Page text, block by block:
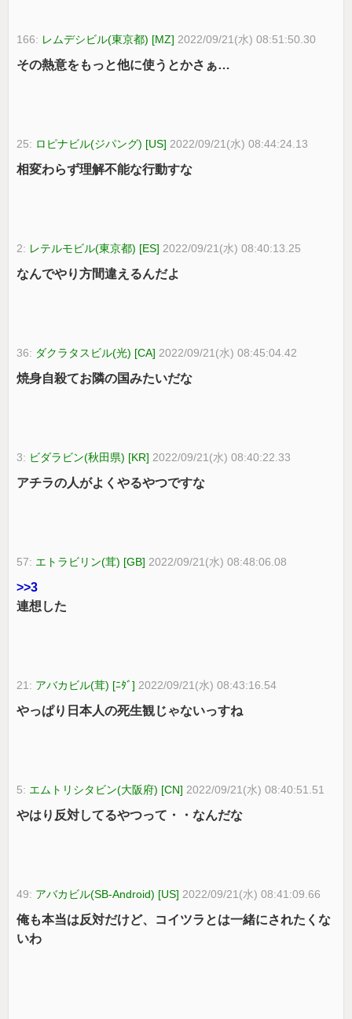
166: レムデシビル(東京都) [MZ] 2022/09/21(水) 08:51:50.30
その熱意をもっと他に使うとかさぁ…
25: ロピナビル(ジパング) [US] 2022/09/21(水) 08:44:24.13
相変わらず理解不能な行動すな
2: レテルモビル(東京都) [ES] 2022/09/21(水) 08:40:13.25
なんでやり方間違えるんだよ
36: ダクラタスビル(光) [CA] 2022/09/21(水) 08:45:04.42
焼身自殺てお隣の国みたいだな
3: ビダラビン(秋田県) [KR] 2022/09/21(水) 08:40:22.33
アチラの人がよくやるやつですな
57: エトラビリン(茸) [GB] 2022/09/21(水) 08:48:06.08
>>3
連想した
21: アバカビル(茸) [ﾆﾀﾞ] 2022/09/21(水) 08:43:16.54
やっぱり日本人の死生観じゃないっすね
5: エムトリシタビン(大阪府) [CN] 2022/09/21(水) 08:40:51.51
やはり反対してるやつって・・なんだな
49: アバカビル(SB-Android) [US] 2022/09/21(水) 08:41:09.66
俺も本当は反対だけど、コイツラとは一緒にされたくな
いわ